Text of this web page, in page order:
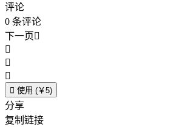
评论
0 条评论
下一页



 使用 (￥5)
分享
复制链接